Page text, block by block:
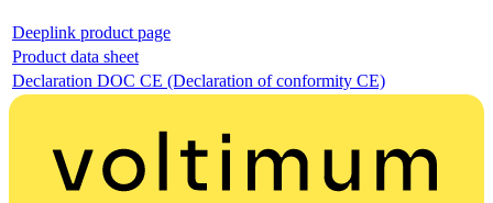
Deeplink product page
Product data sheet
Declaration DOC CE (Declaration of conformity CE)